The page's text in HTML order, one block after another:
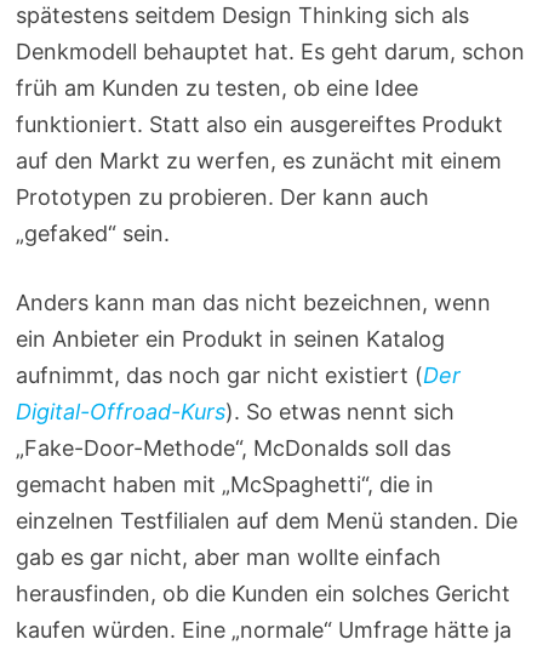
spätestens seitdem Design Thinking sich als
Denkmodell behauptet hat. Es geht darum, schon
früh am Kunden zu testen, ob eine Idee
funktioniert. Statt also ein ausgereiftes Produkt
auf den Markt zu werfen, es zunächt mit einem
Prototypen zu probieren. Der kann auch
„gefaked“ sein.
Anders kann man das nicht bezeichnen, wenn
ein Anbieter ein Produkt in seinen Katalog
aufnimmt, das noch gar nicht existiert (Der
Digital-Offroad-Kurs). So etwas nennt sich
„Fake-Door-Methode“, McDonalds soll das
gemacht haben mit „McSpaghetti“, die in
einzelnen Testfilialen auf dem Menü standen. Die
gab es gar nicht, aber man wollte einfach
herausfinden, ob die Kunden ein solches Gericht
kaufen würden. Eine „normale“ Umfrage hätte ja